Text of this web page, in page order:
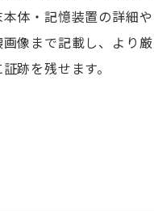
体・記憶装置の詳細や
像まで記載し、より厳
跡を残せます。